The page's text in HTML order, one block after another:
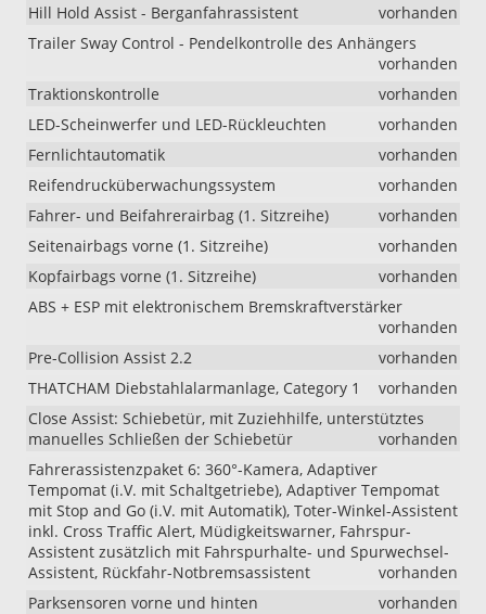
Hill Hold Assist - Berganfahrassistent
vorhanden
Trailer Sway Control - Pendelkontrolle des Anhängers
vorhanden
Traktionskontrolle
vorhanden
LED-Scheinwerfer und LED-Rückleuchten
vorhanden
Fernlichtautomatik
vorhanden
Reifendrucküberwachungssystem
vorhanden
Fahrer- und Beifahrerairbag (1. Sitzreihe)
vorhanden
Seitenairbags vorne (1. Sitzreihe)
vorhanden
Kopfairbags vorne (1. Sitzreihe)
vorhanden
ABS + ESP mit elektronischem Bremskraftverstärker
vorhanden
Pre-Collision Assist 2.2
vorhanden
THATCHAM Diebstahlalarmanlage, Category 1
vorhanden
Close Assist: Schiebetür, mit Zuziehhilfe, unterstütztes
manuelles Schließen der Schiebetür
vorhanden
Fahrerassistenzpaket 6: 360°-Kamera, Adaptiver
Tempomat (i.V. mit Schaltgetriebe), Adaptiver Tempomat
mit Stop and Go (i.V. mit Automatik), Toter-Winkel-Assistent
inkl. Cross Traffic Alert, Müdigkeitswarner, Fahrspur-
Assistent zusätzlich mit Fahrspurhalte- und Spurwechsel-
Assistent, Rückfahr-Notbremsassistent
vorhanden
Parksensoren vorne und hinten
vorhanden